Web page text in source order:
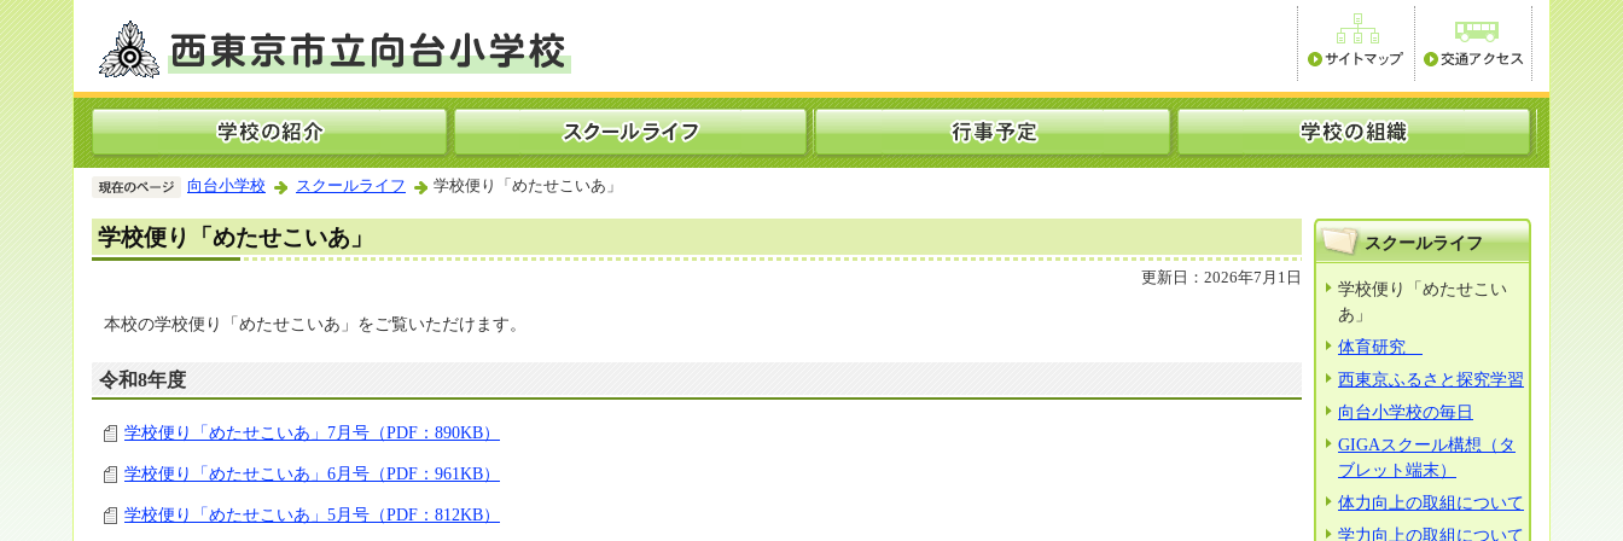
向台小学校 スクールライフ 学校便り「めたせこいあ」
学校便り「めたせこいあ」
更新日：2026年7月1日
本校の学校便り「めたせこいあ」をご覧いただけます。
令和8年度
学校便り「めたせこいあ」7月号（PDF：890KB）
学校便り「めたせこいあ」6月号（PDF：961KB）
学校便り「めたせこいあ」5月号（PDF：812KB）
スクールライフ
学校便り「めたせこい
あ」
体育研究
西東京ふるさと探究学習
向台小学校の毎日
GIGAスクール構想（タ
ブレット端末）
体力向上の取組について
学力向上の取組について